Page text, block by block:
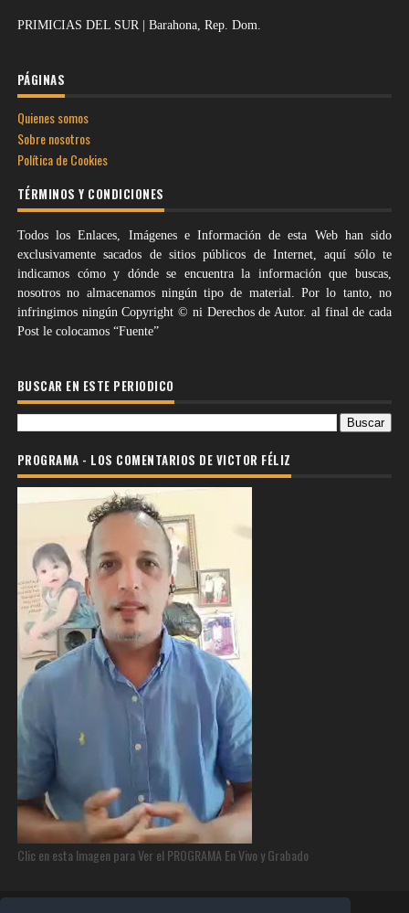
PRIMICIAS DEL SUR | Barahona, Rep. Dom.
PÁGINAS
Quienes somos
Sobre nosotros
Política de Cookies
TÉRMINOS Y CONDICIONES
Todos los Enlaces, Imágenes e Información de esta Web han sido
exclusivamente sacados de sitios públicos de Internet, aquí sólo te
indicamos cómo y dónde se encuentra la información que buscas,
nosotros no almacenamos ningún tipo de material. Por lo tanto, no
infringimos ningún Copyright © ni Derechos de Autor. al final de cada
Post le colocamos “Fuente”
BUSCAR EN ESTE PERIODICO
PROGRAMA - LOS COMENTARIOS DE VICTOR FÉLIZ
Clic en esta Imagen para Ver el PROGRAMA En Vivo y Grabado